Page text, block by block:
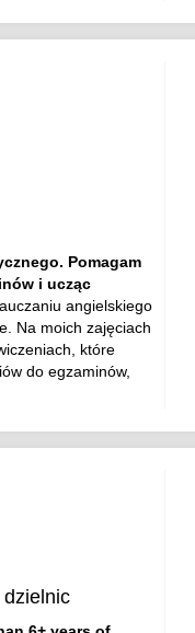
Pomagam
i ucząc
angielskiego
Na moich zajęciach
które
do egzaminów,